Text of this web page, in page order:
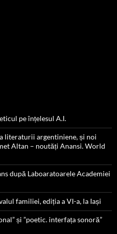
pe înțelesul A.I.
literaturii argentiniene, și noi
Altan – noutăți Anansi. World
după Laboaratoarele Academiei
familiei, ediția a VI-a, la Iași
și ”poetic. interfața sonoră”